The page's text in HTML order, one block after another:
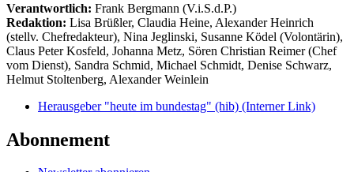
Verantwortlich: Frank Bergmann (V.i.S.d.P.)
Redaktion: Lisa Brüßler, Claudia Heine, Alexander Heinrich
(stellv. Chefredakteur), Nina Jeglinski, Susanne Ködel (Volontärin),
Claus Peter Kosfeld, Johanna Metz, Sören Christian Reimer (Chef
vom Dienst), Sandra Schmid, Michael Schmidt, Denise Schwarz,
Helmut Stoltenberg, Alexander Weinlein
Herausgeber "heute im bundestag" (hib) (Interner Link)
Abonnement